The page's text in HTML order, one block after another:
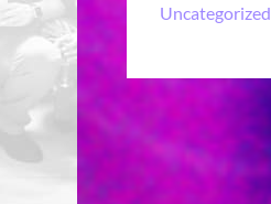
Uncategorized